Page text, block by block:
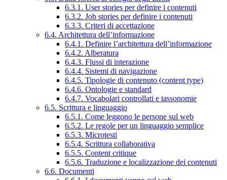
6.3.1. User stories per definire i contenuti
6.3.2. Job stories per definire i contenuti
6.3.3. Criteri di accettazione
6.4. Architettura dell’informazione
6.4.1. Definire l’architettura dell’informazione
6.4.2. Alberatura
6.4.3. Flussi di interazione
6.4.4. Sistemi di navigazione
6.4.5. Tipologie di contenuto (content type)
6.4.6. Ontologie e standard
6.4.7. Vocabolari controllati e tassonomie
6.5. Scrittura e linguaggio
6.5.1. Come leggono le persone sul web
6.5.2. Le regole per un linguaggio semplice
6.5.3. Microtesti
6.5.4. Scrittura collaborativa
6.5.5. Content critique
6.5.6. Traduzione e localizzazione dei contenuti
6.6. Documenti